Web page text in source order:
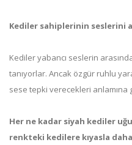
Kediler sahiplerinin seslerini
Kediler yabancı seslerin
tanıyorlar. Ancak özgür ruhlu
sese tepki verecekleri anlamına
Her ne kadar siyah kediler
renkteki kedilere kıyasla